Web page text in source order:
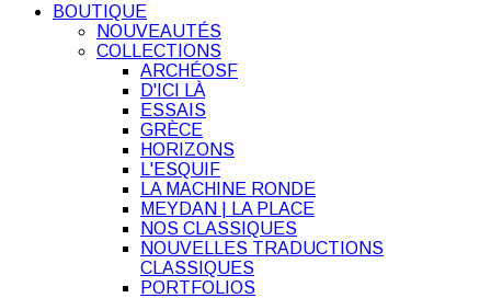
BOUTIQUE
NOUVEAUTÉS
COLLECTIONS
ARCHÉOSF
D'ICI LÀ
ESSAIS
GRÈCE
HORIZONS
L'ESQUIF
LA MACHINE RONDE
MEYDAN | LA PLACE
NOS CLASSIQUES
NOUVELLES TRADUCTIONS
CLASSIQUES
PORTFOLIOS